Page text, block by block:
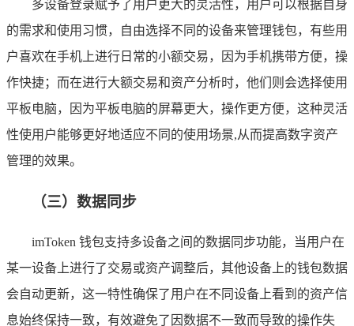
多设备登录赋予了用户更大的灵活性，用户可以根据自身
的需求和使用习惯，自由选择不同的设备来管理钱包，有些用
户喜欢在手机上进行日常的小额交易，因为手机携带方便，操
作快捷；而在进行大额交易和资产分析时，他们则会选择使用
平板电脑，因为平板电脑的屏幕更大，操作更方便，这种灵活
性使用户能够更好地适应不同的使用场景,从而提高数字资产
管理的效果。
（三）数据同步
imToken 钱包支持多设备之间的数据同步功能，当用户在
某一设备上进行了交易或资产调整后，其他设备上的钱包数据
会自动更新，这一特性确保了用户在不同设备上看到的资产信
息始终保持一致，有效避免了因数据不一致而导致的操作失